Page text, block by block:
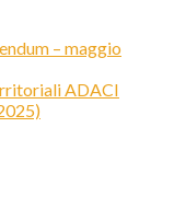
– maggio
ADACI